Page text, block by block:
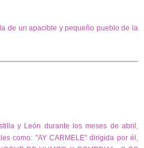
de un apacible y pequeño pueblo de la
y León durante los meses de abril,
como: "AY CARMELE" dirigida por él,